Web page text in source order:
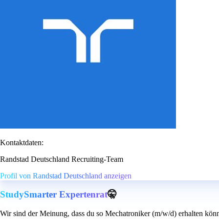
Kontaktdaten:
Randstad Deutschland Recruiting-Team
Profil von Randstad Deutschland anzeigen
StudySmarter Expertenrat🤫
Wir sind der Meinung, dass du so Mechatroniker (m/w/d) erhalten